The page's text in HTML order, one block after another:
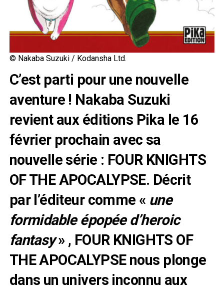
© Nakaba Suzuki / Kodansha Ltd.
C’est parti pour une nouvelle
aventure ! Nakaba Suzuki
revient aux éditions Pika le 16
février prochain avec sa
nouvelle série : FOUR KNIGHTS
OF THE APOCALYPSE. Décrit
par l’éditeur comme « une
formidable épopée d’heroic
fantasy» , FOUR KNIGHTS OF
THE APOCALYPSE nous plonge
dans un univers inconnu aux